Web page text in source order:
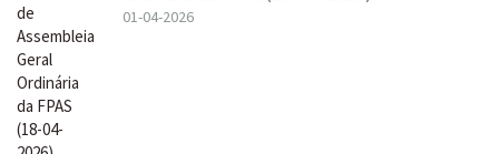
01-04-2026